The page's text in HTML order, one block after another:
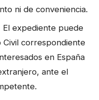
ni de conveniencia.
El expediente puede
Civil correspondiente
en España
ante el